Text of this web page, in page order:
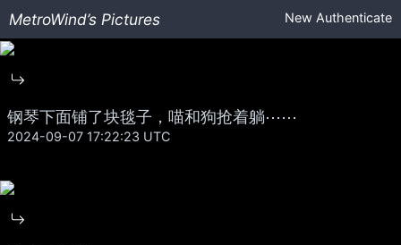
MetroWind’s Pictures New Authenticate
钢琴下面铺了块毯子，喵和狗抢着躺⋯⋯
2024-09-07 17:22:23 UTC